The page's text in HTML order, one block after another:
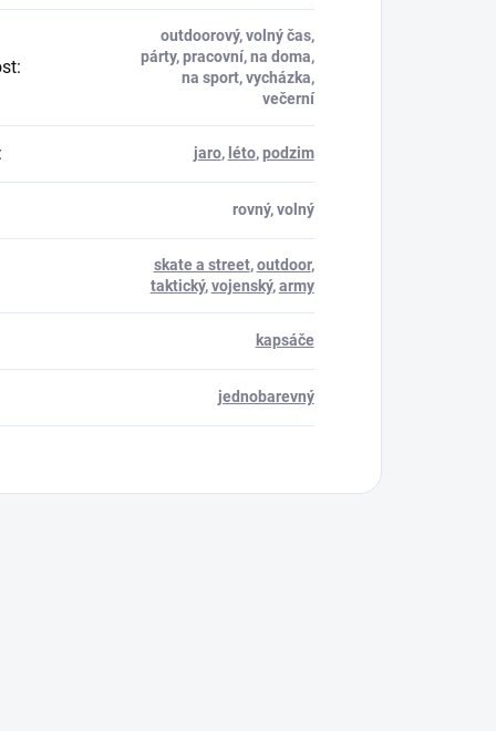
:
outdoorový, volný čas,
párty, pracovní, na doma,
na sport, vycházka,
večerní
: jaro, léto,podzim
rovný, volný
skate a street,outdoor,
taktický,vojenský,army
kapsáče
jednobarevný